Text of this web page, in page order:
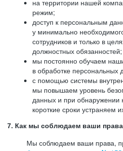
на территории нашей
режим;
доступ к персональным
у минимально
сотрудников и только в
должностных обязанностей;
мы постоянно обучаем
в обработке персональных
с помощью системы
мы повышаем уровень
данных и при обнаружении
короткие сроки устраняем
7. Как мы соблюдаем ваши права
Мы соблюдаем ваши права,